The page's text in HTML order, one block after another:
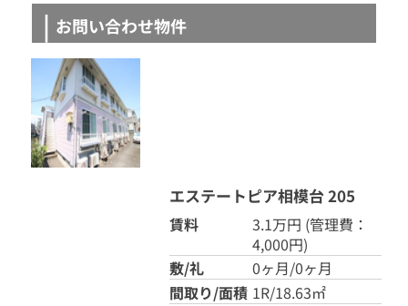
お問い合わせ物件
エステートピア相模台 205
賃料 3.1万円 (管理費：
4,000円)
敷/礼
0ヶ月/0ヶ月
間取り/面積 1R/18.63㎡